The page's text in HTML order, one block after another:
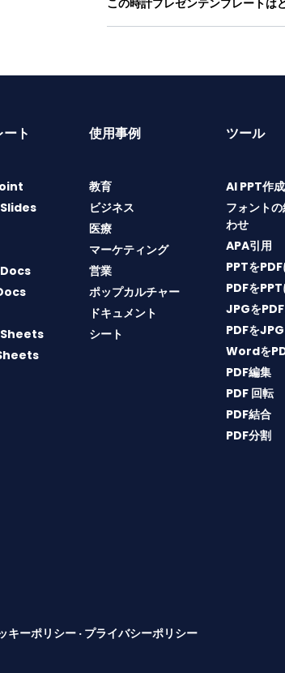
この時計プレゼンテンプレートは
ト 使用事例
教育
ビジネス
医療
マーケティング
営業
ポップカルチャー
ドキュメント
シート
ツール
AI PPT作成
フォント
わせ
APA引用
PPTを
PDFを
JPGを
PDFを
Wordを
PDF編集
PDF 回転
PDF結合
PDF分割
キーポリシー · プライバシーポリシー